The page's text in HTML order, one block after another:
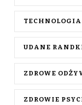
TECHNOLOGIA
UDANE
ZDROWE
ZDROWIE